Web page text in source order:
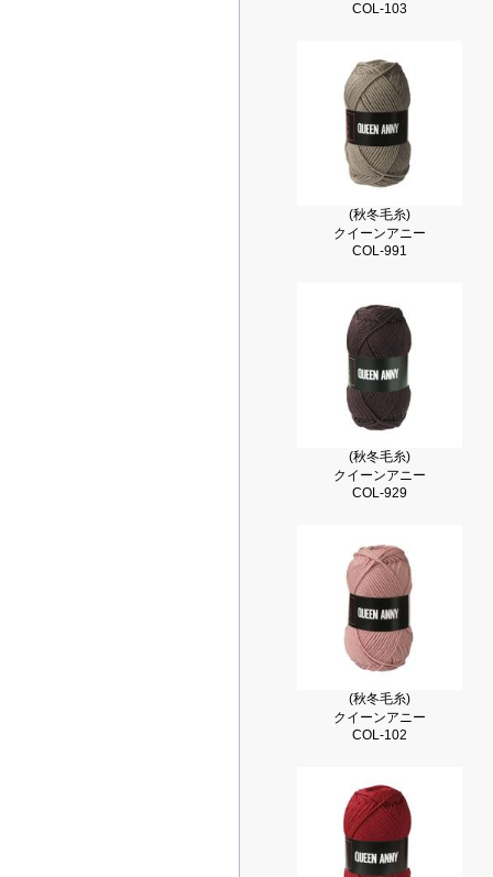
COL-103
(秋冬毛糸)
クイーンアニー
COL-991
(秋冬毛糸)
クイーンアニー
COL-929
(秋冬毛糸)
クイーンアニー
COL-102